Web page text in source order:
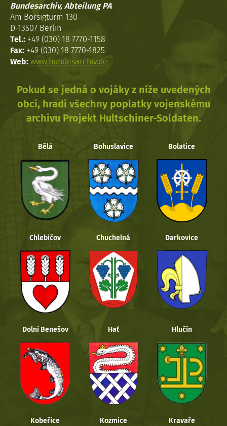
Bundesarchiv, Abteilung PA
Am Borsigturm 130
D-13507 Berlin
Tel.: +49 (030) 18 7770-1158
Fax: +49 (030) 18 7770-1825
Web: www.bundesarchiv.de
Pokud se jedná o vojáky z níže uvedených
obcí, hradí všechny poplatky vojenskému
archivu Projekt Hultschiner-Soldaten.
Bělá Bohuslavice Bolatice
Chlebičov Chuchelná Darkovice
Dolní Benešov Hať Hlučín
Kobeřice Kozmice Kravaře